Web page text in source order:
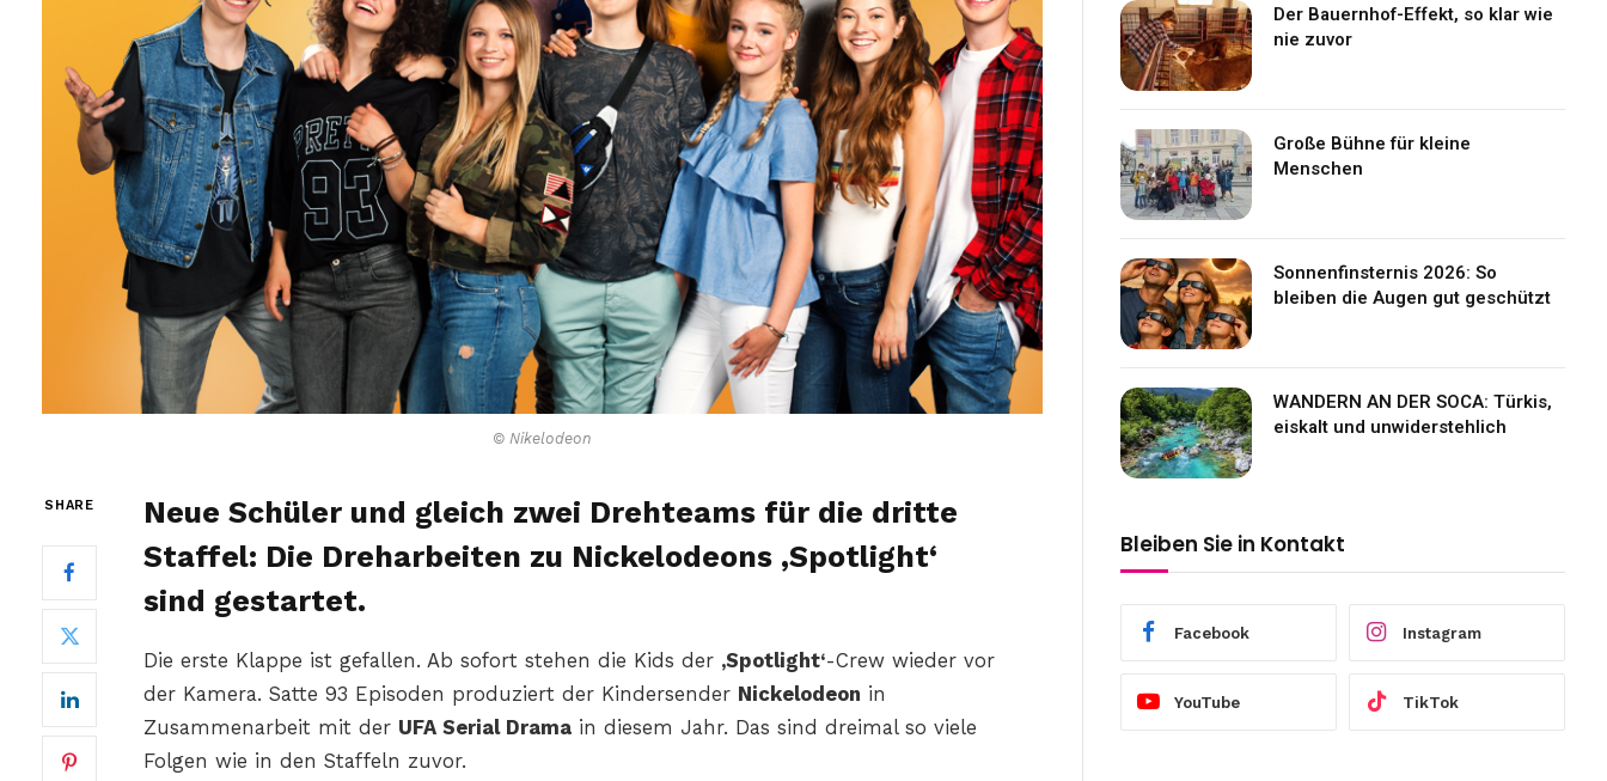
© Nikelodeon
SHARE
Neue Schüler und gleich zwei Drehteams für die dritte
Staffel: Die Dreharbeiten zu Nickelodeons ‚Spotlight‘
sind gestartet.
Die erste Klappe ist gefallen. Ab sofort stehen die Kids der ‚Spotlight‘-Crew wieder vor
der Kamera. Satte 93 Episoden produziert der Kindersender Nickelodeon in
Zusammenarbeit mit der UFA Serial Dramain diesem Jahr. Das sind dreimal so viele
Folgen wie in den Staffeln zuvor.
Der Bauernhof-Effekt, so klar wie
nie zuvor
Große Bühne für kleine
Menschen
Sonnenfinsternis 2026: So
bleiben die Augen gut geschützt
WANDERN AN DER SOCA: Türkis,
eiskalt und unwiderstehlich
Bleiben Sie in Kontakt
Facebook Instagram
YouTube TikTok